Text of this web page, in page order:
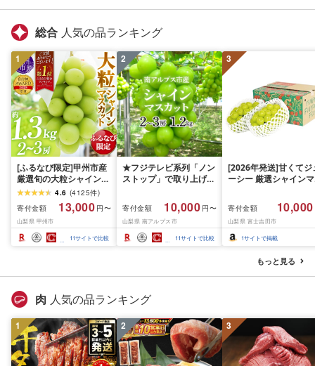
総合 人気の品ランキング
1
[ふるなび限定]甲州市産
厳選旬の大粒シャインマ
スカット 約1.3kg 2〜3
房[2026年発送]
(MG)B12-472 FN-
Limited-VO シャインマ
スカット フルーツ
4.6 (4125件)
寄付金額
13,000 円〜
山梨県 甲州市
11サイトで比較
2
★フジテレビ系列「ノン
ストップ」で取り上げら
先行予約]南アルプス市
産シャインマスカット
1.2kg以上(2〜3房)ふる
さと納税 おすすめ 山梨
県 南アルプス市 送料無
寄付金額 10,000 円〜
山梨県 南アルプス市
11サイトで比較
3
[2026年発送]甘くてジ
ーシー 厳選シャインマ
月前半(1〜15日)から
月下旬までの発送) フ
ーツ ぶどう 果物 山梨
産 2026 旬 大粒 高級
寄付金額 10,000
山梨県 富士吉田市
1サイトで掲載
もっと見る
肉 人気の品ランキング
1 2 3